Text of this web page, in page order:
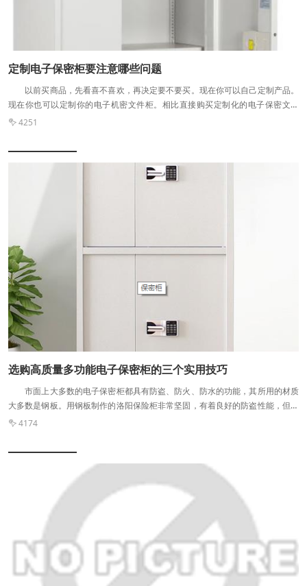
定制电子保密柜要注意哪些问题
以前买商品，先看喜不喜欢，再决定要不要买。现在你可以自己定制产品。
现在你也可以定制你的电子机密文件柜。相比直接购买定制化的电子保密文件
柜，需要各种数据的交换和对接。但电子保密文件柜在制造过程中存在各种可定
因，很多用户会错过一些注意事项。今天，小编就和大家聊聊定制电子保密文件
柜的注意事项。让我们来看看! 定制电子保密文件柜注意事项: 1.定制电
子秘密文件柜的价格计算不是那么简单的。电子秘密文件柜厂商要综合考虑定制
求。 2.虽然你可以选择定制电子机密文件柜的材料，但有时会使用错误的材
料。一些不良制造商可能会故意以次充好，用更低的价格填充材料。这时，我们
需要了解电子保密文件柜相关材料的特点和触感来判断。 3.定制不同于传统
制造。有些客户定制流程过于复杂的电子机密文件柜时，很容易偏离原方案，尤
其是在外观和结构上，有时还会有一些细微的偏差。 4.为了避免修改过多，
增加交付时间，需要向电子保密文件柜的生产厂家明确，细节上不能有偏差。如
果在可接受的范围内，只要不影响质量和使用就没问题。 5.放置定制电子保
密文件柜时，请避免阳光直射，防止油漆氧化，避免过载，防止家具结构损坏。
移动时，尽量不要拖动，以免损坏油漆表面。 6.尽量防止定制的电子保密文
件柜在运输过程中发生磕碰，以免因外观损坏而生锈。保持地板干燥，防止潮湿
和碱化。避免接触酸性和碱性液体，以防止机柜损坏。 7.密码锁密封柜的密
码由1-15位数字组成，可以自由更改，断点处自动保存。电池供电，四节5号电
池可使用1年以上。 8.机要柜柜体采用优质厚钢板，内外表面磷化喷塑，内
内环境的美观。
 4251
选购高质量多功能电子保密柜的三个实用技巧
市面上大多数的电子保密柜都具有防盗、防火、防水的功能，其所用的材质
大多数是钢板。用钢板制作的洛阳保险柜非常坚固，有着良好的防盗性能，但是
因为其导热性很强，导致在发生火灾时，保险柜就会变成一个“烤炉”。 高质
技巧，我们一起来看看吧。 1、选择简约款式的电子保密柜。华而不实是采
购办公家具的禁忌，选择电子保密柜的样式不宜太过花哨、复杂，好是以简约为
主。简单款式的电子保密柜也可以方便日后办公室工作者的日常存取资料。
2、、选择电子保密柜质材要谨慎。电子保密柜的质材有塑胶、木制和钢质之
分。只不过塑胶柜十分不牢固、由于木制电子保密柜报价太高，因此电子保密柜
是企业使用的比较多的家具。 3、选择尺寸适合的电子保密柜。要是办公室
的相对比较开阔空旷，可以选择立式的大型电子保密柜，添加办公室的级别;但要
是办公室的空间面积相对比较小，选择大型电子保密柜反倒是显得压抑，因此针
对不同大小的办公室，要是选择尺寸适合的办公室电子保密柜。 多功能电子
 4174